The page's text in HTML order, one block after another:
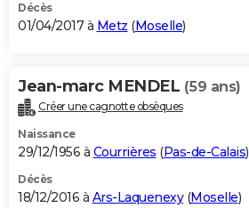
Décès
01/04/2017 à Metz (Moselle)
Jean-marc MENDEL (59 ans)
Créer une cagnotte obsèques
Naissance
29/12/1956 à Courrières (Pas-de-Calais)
Décès
18/12/2016 à Ars-Laquenexy(Moselle)